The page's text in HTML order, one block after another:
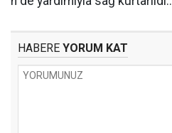
HABERE YORUM KAT